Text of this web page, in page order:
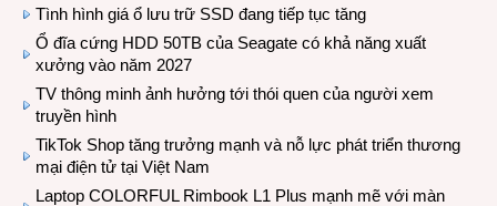
Tình hình giá ổ lưu trữ SSD đang tiếp tục tăng
Ổ đĩa cứng HDD 50TB của Seagate có khả năng xuất
xưởng vào năm 2027
TV thông minh ảnh hưởng tới thói quen của người xem
truyền hình
TikTok Shop tăng trưởng mạnh và nỗ lực phát triển thương
mại điện tử tại Việt Nam
Laptop COLORFUL Rimbook L1 Plus mạnh mẽ với màn